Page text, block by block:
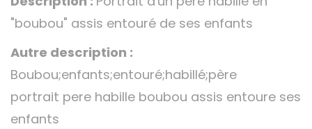
"boubou" assis entouré de ses enfants
Autre description :
Boubou;enfants;entouré;habillé;père
portrait pere habille boubou assis entoure ses
enfants